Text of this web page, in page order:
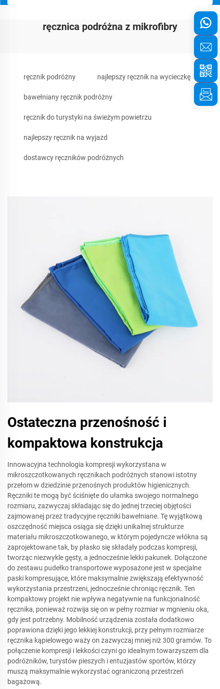
ręcznica podróżna z mikrofibry
ręcznik podróżny najlepszy ręcznik na wycieczkę
bawełniany ręcznik podróżny
ręcznik do turystyki na świeżym powietrzu
najlepszy ręcznik na wyjazd
dostawcy ręczników podróżnych
Ostateczna przenośność i
kompaktowa konstrukcja
Innowacyjna technologia kompresji wykorzystana w
mikroszczotkowanych ręcznikach podróżnych stanowi istotny
przełom w dziedzinie przenośnych produktów higienicznych.
Ręczniki te mogą być ściśnięte do ułamka swojego normalnego
rozmiaru, zazwyczaj składając się do jednej trzeciej objętości
zajmowanej przez tradycyjne ręczniki bawełniane. Tę wyjątkową
oszczędność miejsca osiąga się dzięki unikalnej strukturze
materiału mikroszczotkowanego, w którym pojedyncze włókna są
zaprojektowane tak, by płasko się składały podczas kompresji,
tworząc niezwykle gęsty, a jednocześnie lekki pakunek. Dołączone
do zestawu pudełko transportowe wyposażone jest w specjalne
paski kompresujące, które maksymalnie zwiększają efektywność
wykorzystania przestrzeni, jednocześnie chroniąc ręcznik. Ten
kompaktowy projekt nie wpływa negatywnie na funkcjonalność
ręcznika, ponieważ rozwija się on w pełny rozmiar w mgnieniu oka,
gdy jest potrzebny. Mobilność urządzenia została dodatkowo
poprawiona dzięki jego lekkiej konstrukcji, przy pełnym rozmiarze
ręcznika kąpielowego waży on zazwyczaj mniej niż 300 gramów. To
połączenie kompresji i lekkości czyni go idealnym towarzyszem dla
podróżników, turystów pieszych i entuzjastów sportów, którzy
muszą maksymalnie wykorzystać ograniczoną przestrzeń
bagażową.